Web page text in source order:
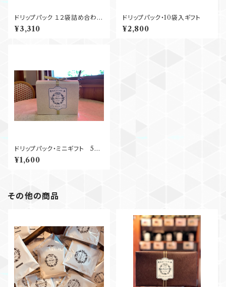
ドリップパック １２袋詰め合わ
せ 全国
送料無料！
¥3,310
ドリップパック・10袋入ギフト
¥2,800
ドリップパック・ミニギフト 5袋
入り
¥1,600
その他の商品